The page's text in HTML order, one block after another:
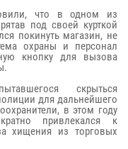
что в одном из
под своей курткой
покинуть магазин, не
охраны и персонал
кнопку для вызова
скрыться
для дальнейшего
в этом году
привлекался к
хищения из торговых